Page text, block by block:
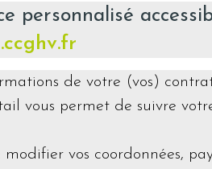
personnalisé
de votre (vos)
vous permet de suivre
vos coordonnées,